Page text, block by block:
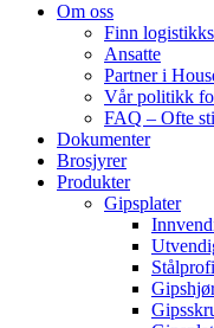
Om oss
Finn
Ansatte
Partner i
Vår politikk
FAQ – Ofte
Dokumenter
Brosjyrer
Produkter
Gipsplater